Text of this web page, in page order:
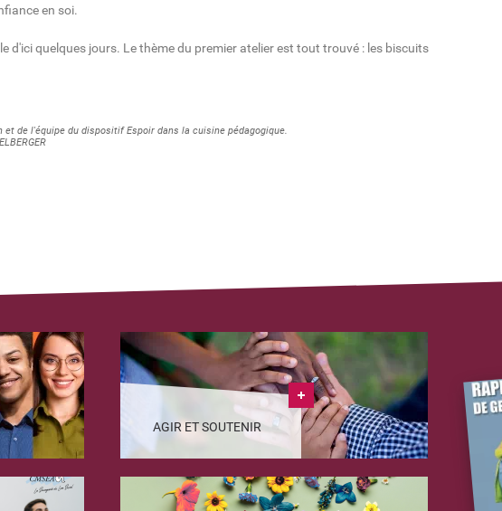
en soi.
d'ici quelques jours. Le thème du premier atelier est tout trouvé : les biscuits
et de l'équipe du dispositif Espoir dans la cuisine pédagogique.
AGIR ET SOUTENIR